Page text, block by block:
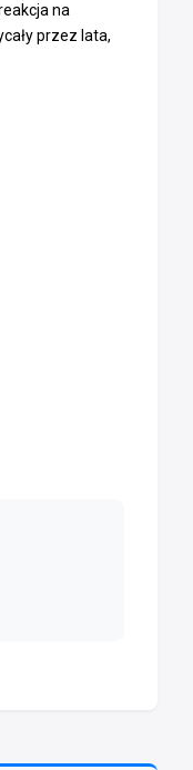
na
przez lata,